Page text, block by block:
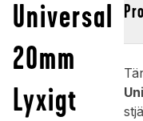
Universal
20mm
Lyxigt